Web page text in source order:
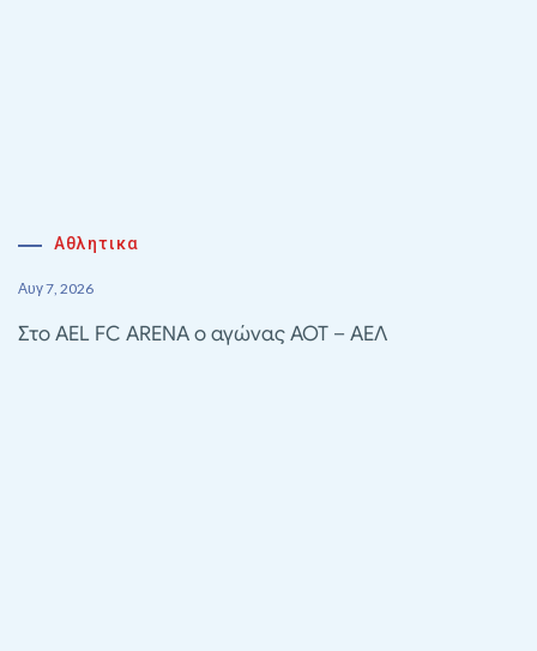
Αθλητικα
Αυγ 7, 2026
Στο AEL FC ARENA ο αγώνας ΑΟΤ – ΑΕΛ